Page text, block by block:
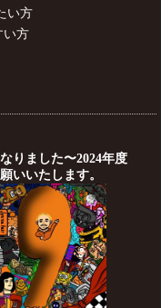
い方
い方
りました〜2024年度
いいたします。